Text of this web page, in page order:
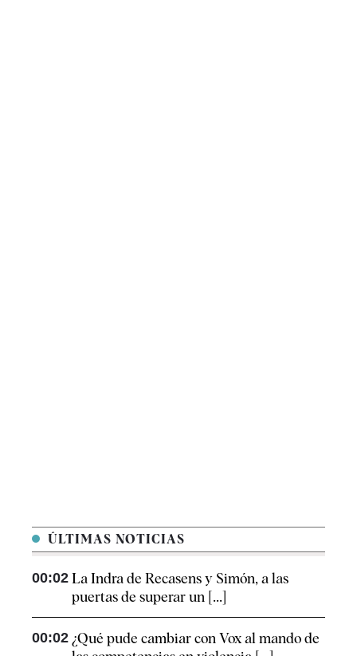
ÚLTIMAS NOTICIAS
00:02 La Indra de Recasens y Simón, a las
puertas de superar un [...]
00:02 ¿Qué pude cambiar con Vox al mando de